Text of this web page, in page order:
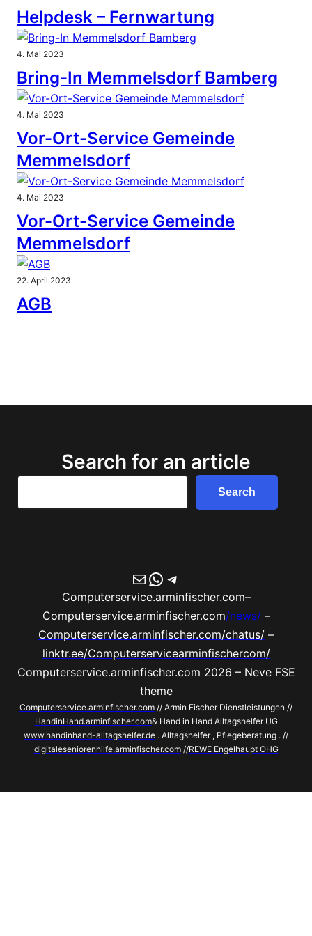
Helpdesk – Fernwartung
4. Mai 2023
Bring-In Memmelsdorf Bamberg
4. Mai 2023
Vor-Ort-Service Gemeinde
Memmelsdorf
4. Mai 2023
Vor-Ort-Service Gemeinde
Memmelsdorf
22. April 2023
AGB
Search for an article
Search
E-MailWhatsApp
Telegram
Computerservice.arminfischer.com–
Computerservice.arminfischer.com/news/–
Computerservice.arminfischer.com/chatus/ –
linktr.ee/Computerservicearminfischercom/
Computerservice.arminfischer.com 2026 – Neve FSE
theme
Computerservice.arminfischer.com // Armin Fischer Dienstleistungen //
HandinHand.arminfischer.com& Hand in Hand Alltagshelfer UG
www.handinhand-alltagshelfer.de . Alltagshelfer , Pflegeberatung . //
digitaleseniorenhilfe.arminfischer.com//REWE Engelhaupt OHG